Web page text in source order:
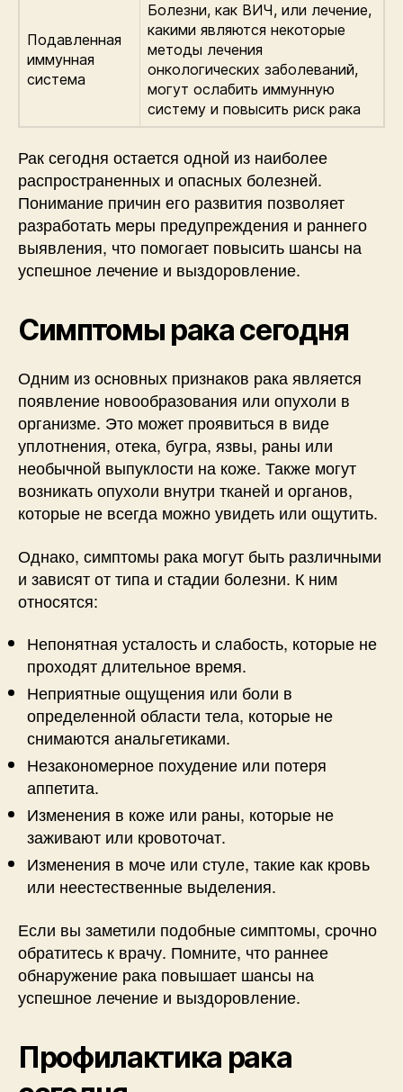
Подавленная
иммунная
система
Болезни, как ВИЧ, или лечение,
какими являются некоторые
методы лечения
онкологических заболеваний,
могут ослабить иммунную
систему и повысить риск рака
Рак сегодня остается одной из наиболее
распространенных и опасных болезней.
Понимание причин его развития позволяет
разработать меры предупреждения и раннего
выявления, что помогает повысить шансы на
успешное лечение и выздоровление.
Симптомы рака сегодня
Одним из основных признаков рака является
появление новообразования или опухоли в
организме. Это может проявиться в виде
уплотнения, отека, бугра, язвы, раны или
необычной выпуклости на коже. Также могут
возникать опухоли внутри тканей и органов,
которые не всегда можно увидеть или ощутить.
Однако, симптомы рака могут быть различными
и зависят от типа и стадии болезни. К ним
относятся:
Непонятная усталость и слабость, которые не
проходят длительное время.
Неприятные ощущения или боли в
определенной области тела, которые не
снимаются анальгетиками.
Незакономерное похудение или потеря
аппетита.
Изменения в коже или раны, которые не
заживают или кровоточат.
Изменения в моче или стуле, такие как кровь
или неестественные выделения.
Если вы заметили подобные симптомы, срочно
обратитесь к врачу. Помните, что раннее
обнаружение рака повышает шансы на
успешное лечение и выздоровление.
Профилактика рака